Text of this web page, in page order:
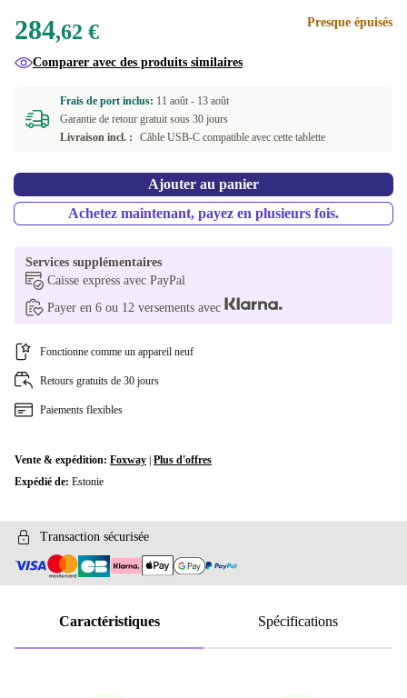
256 GB +25,38 €
Disponible dans d'autres variantes
284,62 € Presque épuisés
Comparer avec des produits similaires
Frais de port inclus: 11 août - 13 août
Garantie de retour gratuit sous 30 jours
Livraison incl. :
Câble USB-C compatible avec cette tablette
Ajouter au panier
Achetez maintenant, payez en plusieurs fois.
Services supplémentaires
Caisse express avec PayPal
Payer en 6 ou 12 versements avec
Fonctionne comme un appareil neuf
Retours gratuits de 30 jours
Paiements flexibles
Vente & expédition: Foxway Plus d'offres
Expédié de: Estonie
Transaction sécurisée
Caractéristiques Spécifications